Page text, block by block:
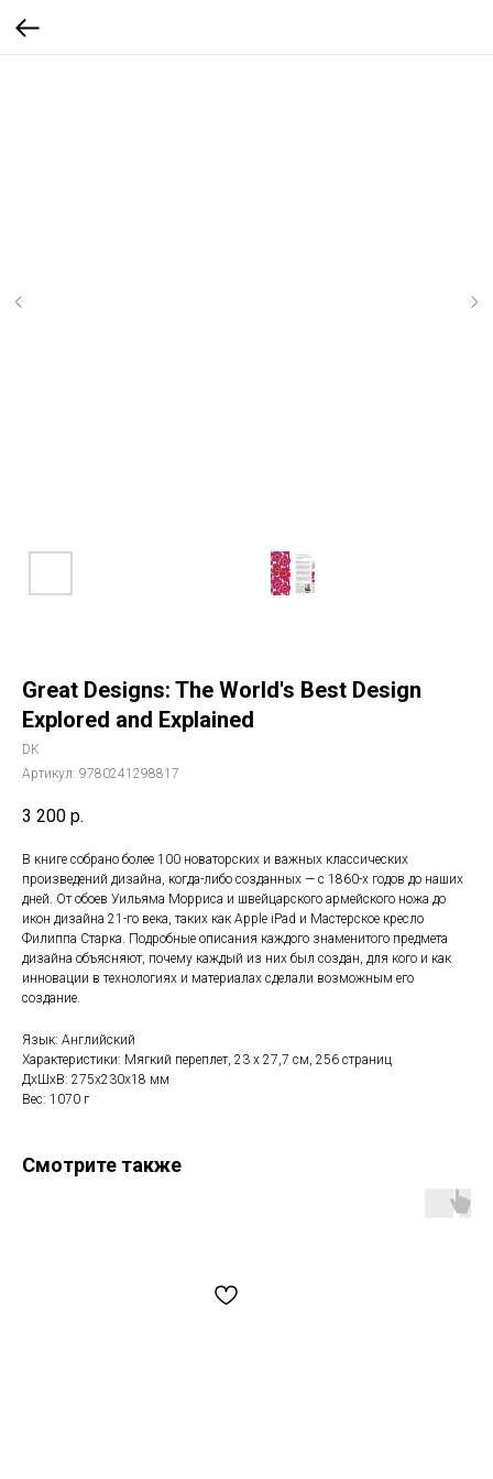
Great Designs: The World's Best Design
Explored and Explained
DK
Артикул: 9780241298817
3 200 р.
В книге собрано более 100 новаторских и важных классических
произведений дизайна, когда-либо созданных — с 1860-х годов до наших
дней. От обоев Уильяма Морриса и швейцарского армейского ножа до
икон дизайна 21-го века, таких как Apple iPad и Мастерское кресло
Филиппа Старка. Подробные описания каждого знаменитого предмета
дизайна объясняют, почему каждый из них был создан, для кого и как
инновации в технологиях и материалах сделали возможным его
создание.
Язык: Английский
Характеристики: Мягкий переплет, 23 х 27,7 см, 256 страниц
ДxШxВ: 275x230x18 мм
Вес: 1070 г
Смотрите также